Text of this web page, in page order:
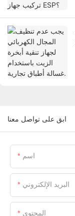
ابق على تواصل معنا
اسم
البريد الإلكتروني
المحتوى